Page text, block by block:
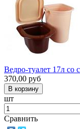
Ведро-туалет 17л
370,00 руб
шт
Сравнить